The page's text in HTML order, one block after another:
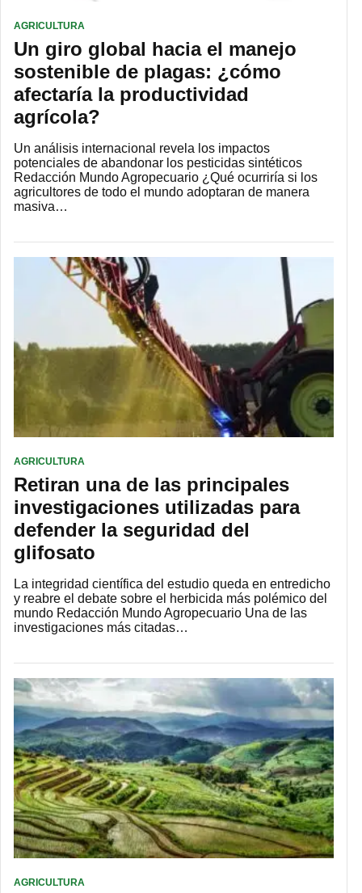
AGRICULTURA
Un giro global hacia el manejo
sostenible de plagas: ¿cómo
afectaría la productividad
agrícola?
Un análisis internacional revela los impactos
potenciales de abandonar los pesticidas sintéticos
Redacción Mundo Agropecuario ¿Qué ocurriría si los
agricultores de todo el mundo adoptaran de manera
masiva…
AGRICULTURA
Retiran una de las principales
investigaciones utilizadas para
defender la seguridad del
glifosato
La integridad científica del estudio queda en entredicho
y reabre el debate sobre el herbicida más polémico del
mundo Redacción Mundo Agropecuario Una de las
investigaciones más citadas…
AGRICULTURA